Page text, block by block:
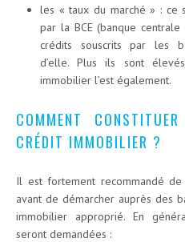
les « taux du marché » : ce
par la BCE (banque
crédits souscrits par les
d’elle. Plus ils sont
immobilier l’est également.
COMMENT
CRÉDIT IMMOBILIER ?
Il est fortement recommandé
avant de démarcher auprès des
immobilier approprié. En
seront demandées :